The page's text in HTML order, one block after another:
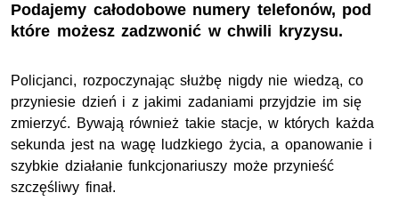
Podajemy całodobowe numery telefonów, pod
które możesz zadzwonić w chwili kryzysu.
Policjanci, rozpoczynając służbę nigdy nie wiedzą, co
przyniesie dzień i z jakimi zadaniami przyjdzie im się
zmierzyć. Bywają również takie stacje, w których każda
sekunda jest na wagę ludzkiego życia, a opanowanie i
szybkie działanie funkcjonariuszy może przynieść
szczęśliwy finał.